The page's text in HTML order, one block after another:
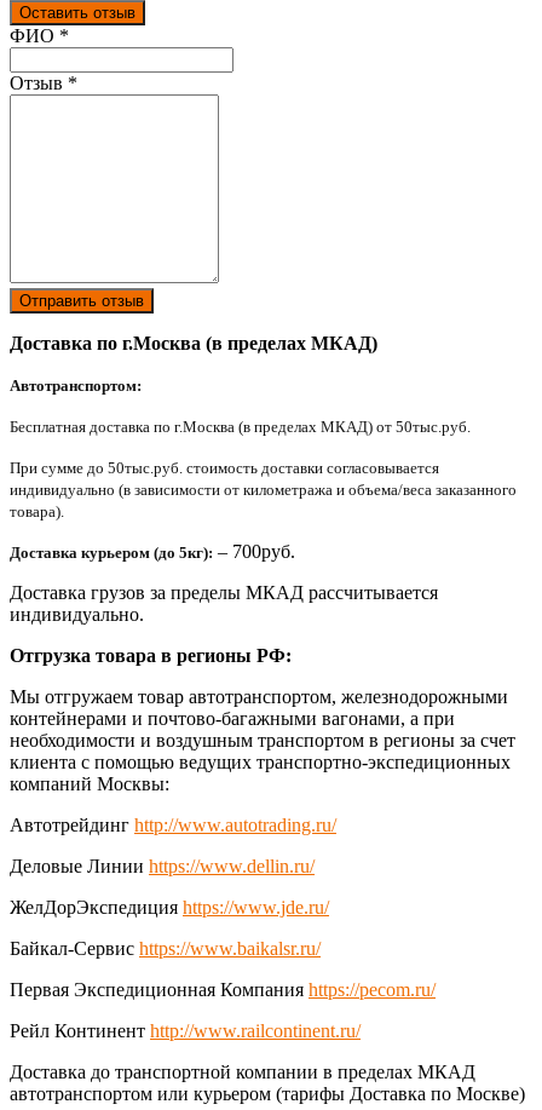
Оставить отзыв
Ваш отзыв был отправлен!
ФИО *
Отзыв *
Отправить отзыв
Доставка по г.Москва (в пределах МКАД)
Автотранспортом:
Бесплатная доставка по г.Москва (в пределах МКАД) от 50тыс.руб.
При сумме до 50тыс.руб. стоимость доставки согласовывается
индивидуально (в зависимости от километража и объема/веса заказанного
товара).
Доставка курьером (до 5кг): – 700руб.
Доставка грузов за пределы МКАД рассчитывается
индивидуально.
Отгрузка товара в регионы РФ:
Мы отгружаем товар автотранспортом, железнодорожными
контейнерами и почтово-багажными вагонами, а при
необходимости и воздушным транспортом в регионы за счет
клиента с помощью ведущих транспортно-экспедиционных
компаний Москвы:
Автотрейдинг http://www.autotrading.ru/
Деловые Линии https://www.dellin.ru/
ЖелДорЭкспедиция https://www.jde.ru/
Байкал-Сервис https://www.baikalsr.ru/
Первая Экспедиционная Компания https://pecom.ru/
Рейл Континент http://www.railcontinent.ru/
Доставка до транспортной компании в пределах МКАД
автотранспортом или курьером (тарифы Доставка по Москве)